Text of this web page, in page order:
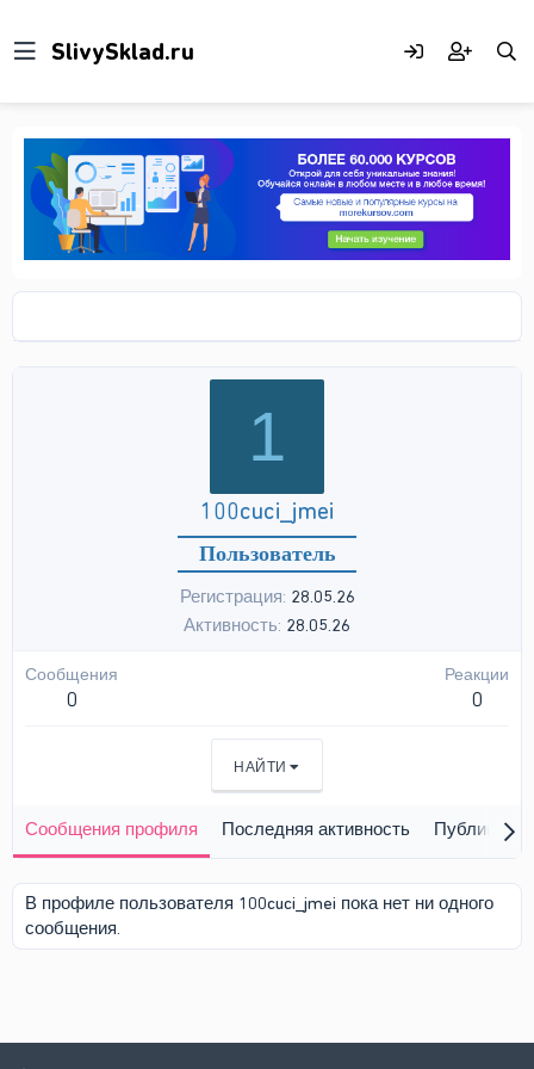
1
100cuci_jmei
Пользователь
Регистрация 28.05.26
Активность 28.05.26
Сообщения
0
Реакции
0
НАЙТИ
Сообщения профиля Последняя активность Публикации
В профиле пользователя 100cuci_jmei пока нет ни одного
сообщения.